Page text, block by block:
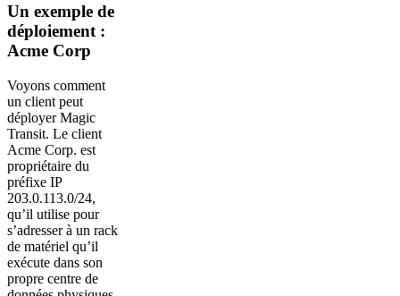
Un exemple de
déploiement :
Acme Corp
Voyons comment
un client peut
déployer Magic
Transit. Le client
Acme Corp. est
propriétaire du
préfixe IP
203.0.113.0/24,
qu’il utilise pour
s’adresser à un rack
de matériel qu’il
exécute dans son
propre centre de